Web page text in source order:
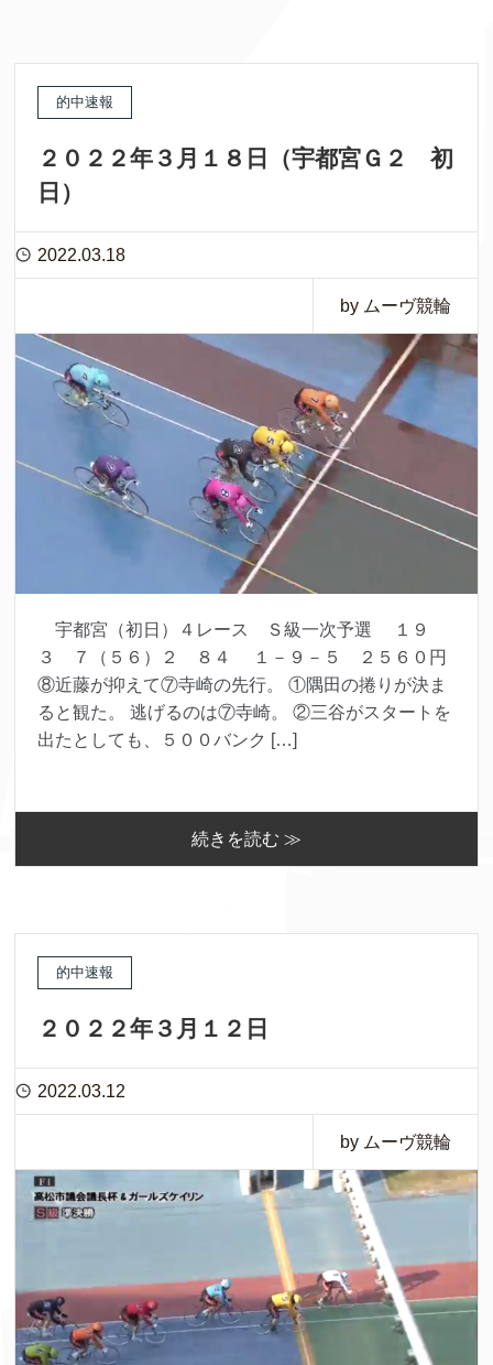
的中速報
２０２２年３月１８日（宇都宮Ｇ２ 初
日）
2022.03.18
by ムーヴ競輪
宇都宮（初日）４レース Ｓ級一次予選 １９
３ ７（５６）２ ８４ １－９－５ ２５６０円
⑧近藤が抑えて⑦寺崎の先行。 ①隅田の捲りが決ま
ると観た。 逃げるのは⑦寺崎。 ②三谷がスタートを
出たとしても、５００バンク […]
続きを読む ≫
的中速報
２０２２年３月１２日
2022.03.12
by ムーヴ競輪